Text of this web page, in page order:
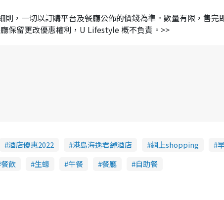
，一切以訂購平台及餐廳公佈的價錢為準。數量有限，售完
保留更改優惠權利，U Lifestyle 概不負責。>>
酒店優惠2022 港島海逸君綽酒店 網上shopping
餐飲 生蠔 午餐 餐廳 自助餐